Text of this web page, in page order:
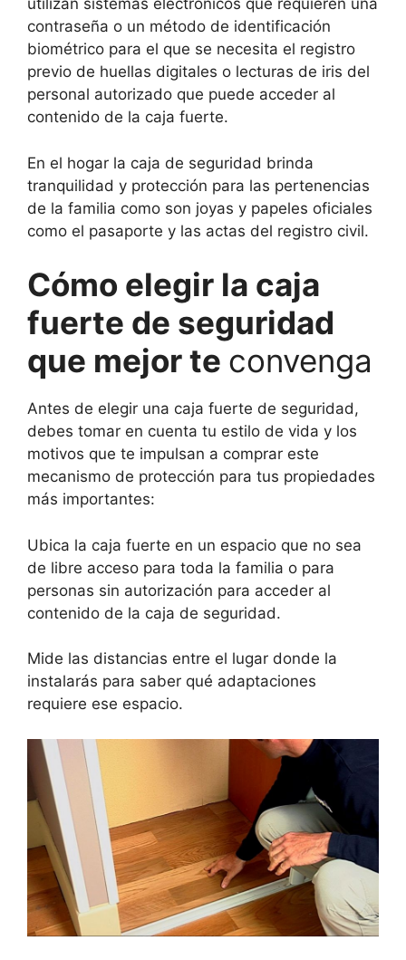
utilizan sistemas electrónicos que requieren una
contraseña o un método de identificación
biométrico para el que se necesita el registro
previo de huellas digitales o lecturas de iris del
personal autorizado que puede acceder al
contenido de la caja fuerte.
En el hogar la caja de seguridad brinda
tranquilidad y protección para las pertenencias
de la familia como son joyas y papeles oficiales
como el pasaporte y las actas del registro civil.
Cómo elegir la caja
fuerte de seguridad
que mejor te convenga
Antes de elegir una caja fuerte de seguridad,
debes tomar en cuenta tu estilo de vida y los
motivos que te impulsan a comprar este
mecanismo de protección para tus propiedades
más importantes:
Ubica la caja fuerte en un espacio que no sea
de libre acceso para toda la familia o para
personas sin autorización para acceder al
contenido de la caja de seguridad.
Mide las distancias entre el lugar donde la
instalarás para saber qué adaptaciones
requiere ese espacio.